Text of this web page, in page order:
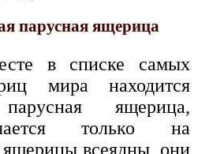
парусная ящерица
в списке самых
мира находится
ящерица,
только на
всеядны, они